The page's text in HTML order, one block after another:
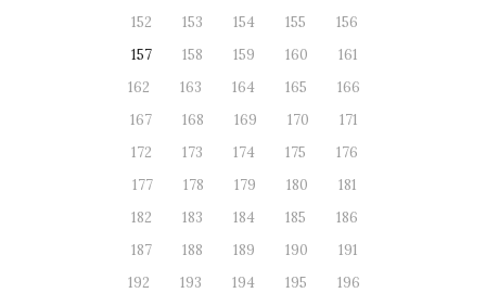
152
153 154 155
156
157
158 159 160
161
162
163 164 165
166
167
168 169 170
171
172
173 174 175
176
177
178 179 180
181
182
183 184 185
186
187
188 189 190
191
192
193 194 195
196